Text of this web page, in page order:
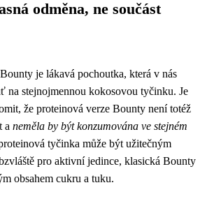
odměna, ne součást
je lákavá pochoutka, která v nás
na stejnojmennou kokosovou tyčinku. Je
že proteinová verze Bounty není totéž
a neměla by být konzumována ve stejném
tyčinka může být užitečným
pro aktivní jedince, klasická Bounty
obsahem cukru a tuku.